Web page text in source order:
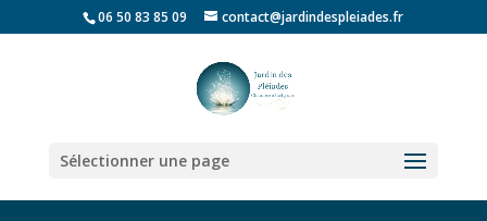
06 50 83 85 09 contact@jardindespleiades.fr
Sélectionner une page